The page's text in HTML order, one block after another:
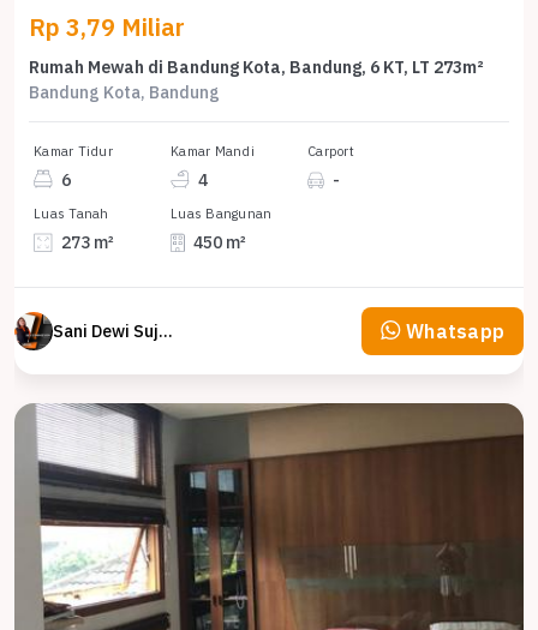
Rp 3,79 Miliar
Rumah Mewah di Bandung Kota, Bandung, 6 KT, LT 273m²
Bandung Kota, Bandung
Kamar Tidur
6
Kamar Mandi
4
Carport
-
Luas Tanah
273 m²
Luas Bangunan
450 m²
Sani Dewi Sujono Whatsapp